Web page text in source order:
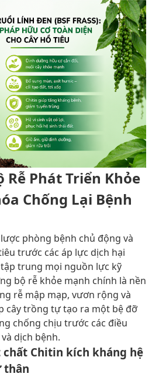
Rễ Phát Triển Khỏe
Chống Lại Bệnh
phòng bệnh chủ động và
trước các áp lực dịch hại
trung mọi nguồn lực kỹ
bộ rễ khỏe mạnh chính là nền
rễ mập mạp, vươn rộng và
cây trồng tự tạo ra một bệ đỡ
chống chịu trước các điều
dịch bệnh.
Chitin kích kháng hệ
thân